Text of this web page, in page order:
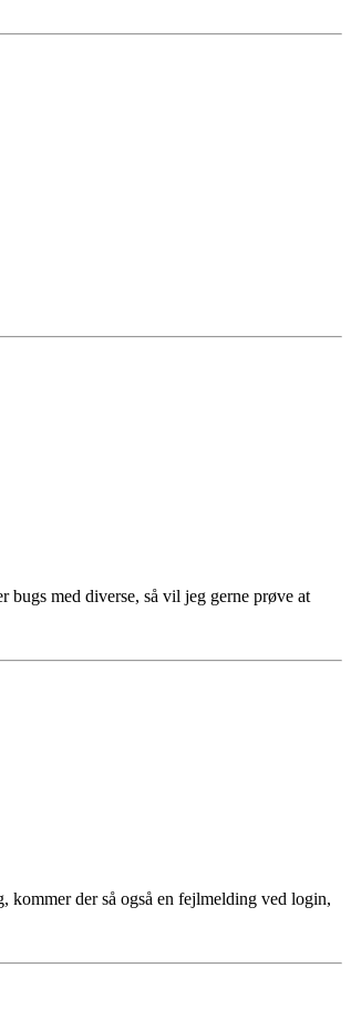
bugs med diverse, så vil jeg gerne prøve at
kommer der så også en fejlmelding ved login,